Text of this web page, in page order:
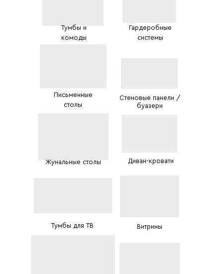
Тумбы и
комоды
Витрины
Диван-кровати
Тумбы для ТВ
Жунальные столы
Гардеробные
системы
Стеновые панели /
буазери
Письменные
столы